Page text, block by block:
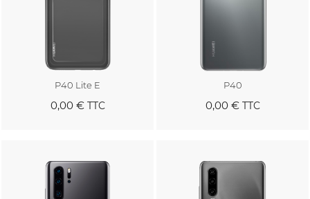
P40 Lite E
0,00 €TTC
P40
0,00 €TTC